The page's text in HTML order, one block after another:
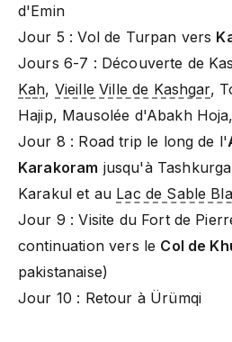
d'Emin
Jour 5 : Vol de Turpan vers
Jours 6-7 : Découverte de
Kah, Vieille Ville de Kashgar,
Hajip, Mausolée d'Abakh
Jour 8 : Road trip le long de l'
Karakoram jusqu'à
Karakul et au Lac de Sable
Jour 9 : Visite du Fort de
continuation vers le Col de
pakistanaise)
Jour 10 : Retour à Ürümqi